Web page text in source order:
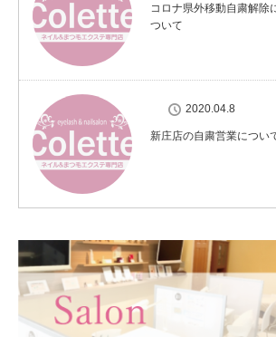
コロナ県外移動自粛解除
ついて
2020.04.8
新庄店の自粛営業につい